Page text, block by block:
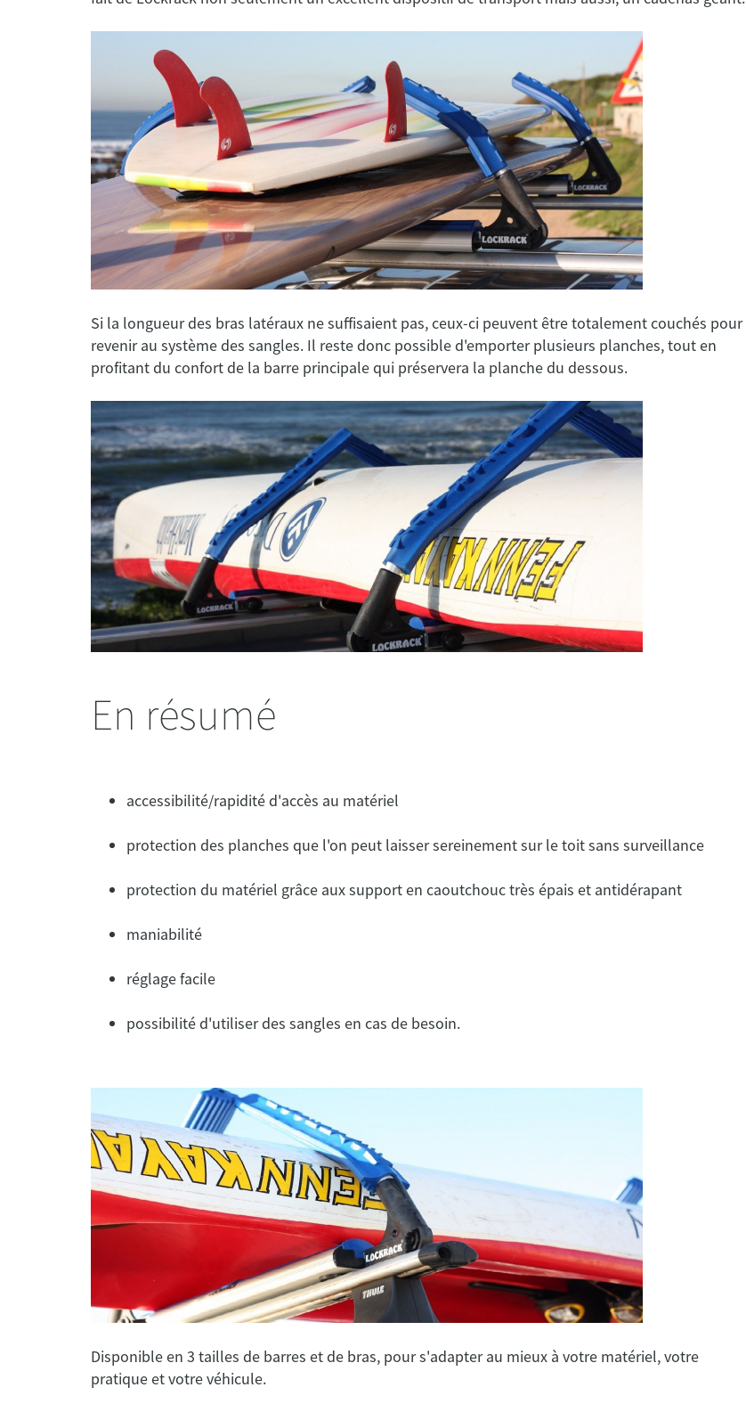
Si la longueur des bras latéraux ne suffisaient pas, ceux-ci peuvent être totalement couchés pour
revenir au système des sangles. Il reste donc possible d'emporter plusieurs planches, tout en
profitant du confort de la barre principale qui préservera la planche du dessous.
En résumé
accessibilité/rapidité d'accès au matériel
protection des planches que l'on peut laisser sereinement sur le toit sans surveillance
protection du matériel grâce aux support en caoutchouc très épais et antidérapant
maniabilité
réglage facile
possibilité d'utiliser des sangles en cas de besoin.
Disponible en 3 tailles de barres et de bras, pour s'adapter au mieux à votre matériel, votre
pratique et votre véhicule.